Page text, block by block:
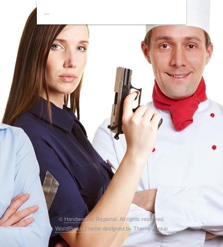
...
© Handwerker Regional. All rights reserved.
WordPress Themedesigned by Theme Junkie